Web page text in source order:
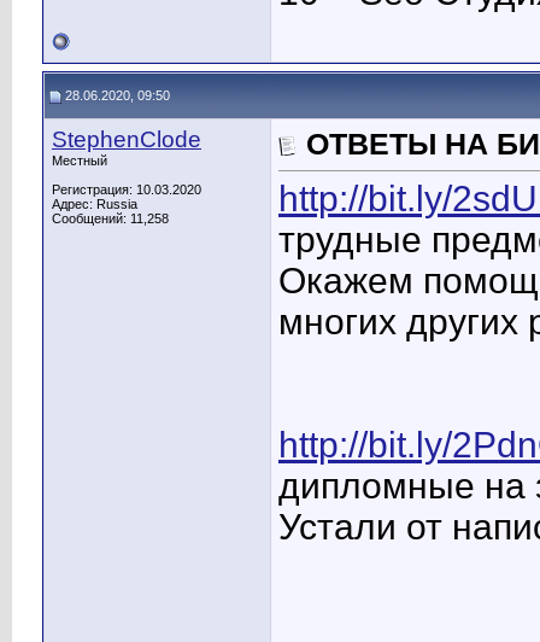
28.06.2020, 09:50
StephenClode
Местный
Регистрация: 10.03.2020
Адрес: Russia
Сообщений: 11,258
ОТВЕТЫ НА
http://bit.ly/
трудные
Окажем
многих других
http://bit.ly/
дипломные на
Устали от